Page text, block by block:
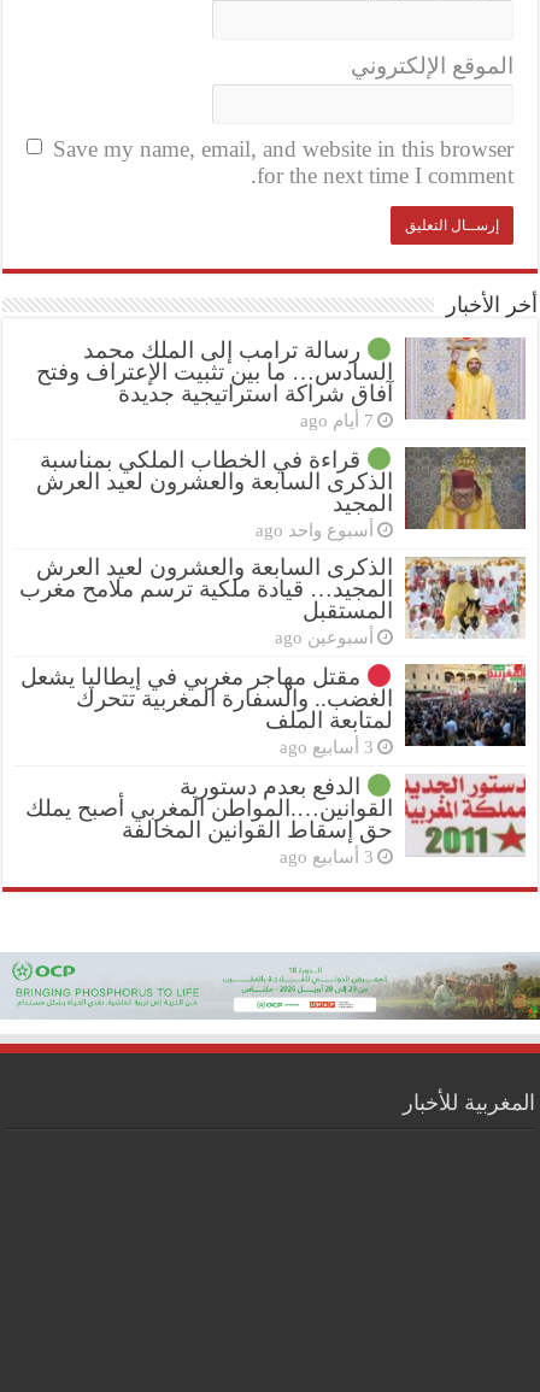
الموقع الإلكتروني
Save my name, email, and website in this browser
for the next time I comment.
أخر الأخبار
رسالة ترامب إلى الملك محمد
السادس… ما بين تثبيت الإعتراف وفتح
آفاق شراكة استراتيجية جديدة
7 أيام ago
قراءة في الخطاب الملكي بمناسبة
الذكرى السابعة والعشرون لعيد العرش
المجيد
أسبوع واحد ago
الذكرى السابعة والعشرون لعيد العرش
المجيد… قيادة ملكية ترسم ملامح مغرب
المستقبل
أسبوعين ago
مقتل مهاجر مغربي في إيطاليا يشعل
الغضب.. والسفارة المغربية تتحرك
لمتابعة الملف
3 أسابيع ago
الدفع بعدم دستورية
القوانين….المواطن المغربي أصبح يملك
حق إسقاط القوانين المخالفة
3 أسابيع ago
المغربية للأخبار